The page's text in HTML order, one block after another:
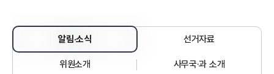
알림·소식 선거자료
위원소개 사무국·과 소개